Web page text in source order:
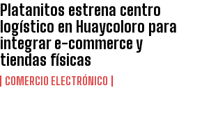
Platanitos estrena centro
logístico en Huaycoloro para
integrar e-commerce y
tiendas físicas
COMERCIO ELECTRÓNICO